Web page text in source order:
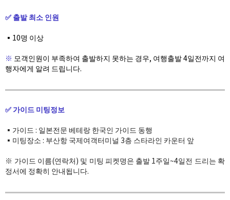
✅ 출발 최소 인원
▪️10명 이상
※ 모객인원이 부족하여 출발하지 못하는 경우, 여행출발 4일전까지 여
행자에게 알려 드립니다.​
✅ 가이드 미팅정보
▪️가이드 : 일본전문 베테랑 한국인 가이드 동행
▪️미팅장소 : 부산항 국제여객터미널 3층 스타라인 카운터 앞
※ 가이드 이름(연락처) 및 미팅 피켓명은 출발 1주일~4일전 드리는 확
정서에 정확히 안내됩니다.